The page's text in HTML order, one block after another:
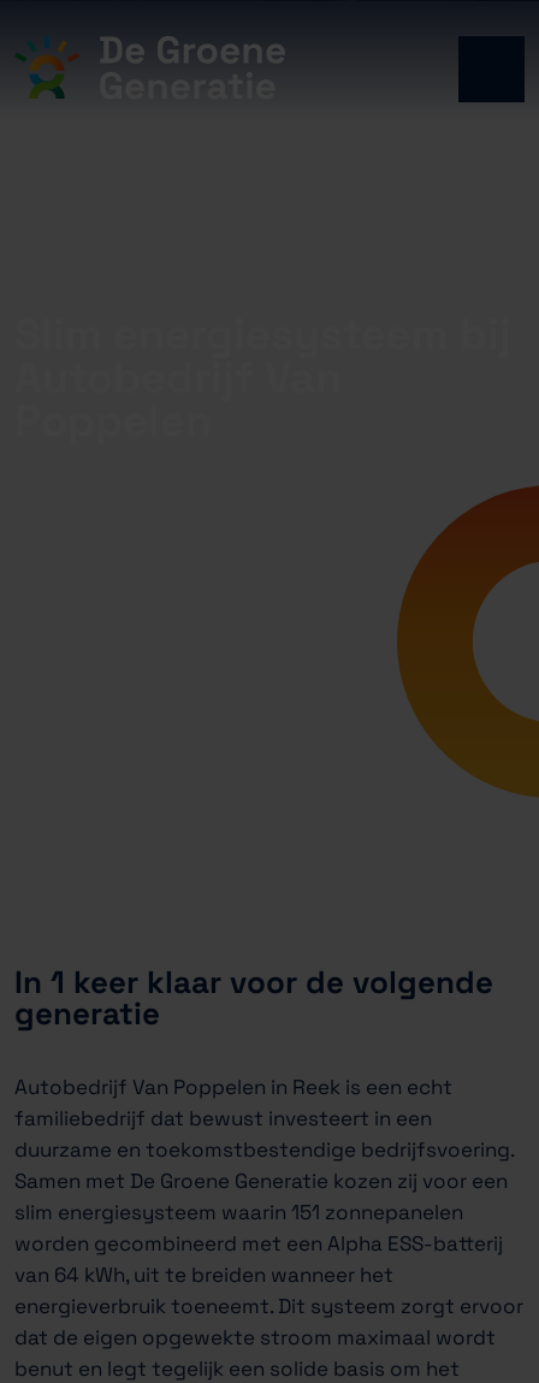
In 1 keer klaar voor de volgende
generatie
Autobedrijf Van Poppelen in Reek is een echt
familiebedrijf dat bewust investeert in een
duurzame en toekomstbestendige bedrijfsvoering.
Samen met De Groene Generatie kozen zij voor een
slim energiesysteem waarin 151 zonnepanelen
worden gecombineerd met een Alpha ESS-batterij
van 64 kWh, uit te breiden wanneer het
energieverbruik toeneemt. Dit systeem zorgt ervoor
dat de eigen opgewekte stroom maximaal wordt
benut en legt tegelijk een solide basis om het